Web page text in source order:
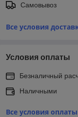
Самовывоз
Все условия
Условия оплаты
Безналичный
Наличными
Все условия оплаты